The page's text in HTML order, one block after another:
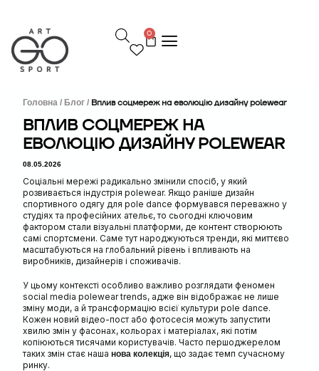
р
е
й
0
Головна / Блог / Вплив соцмереж на еволюцію дизайну polewear
ВПЛИВ СОЦМЕРЕЖ НА
ЕВОЛЮЦІЮ ДИЗАЙНУ POLEWEAR
08.05.2026
Соціальні мережі радикально змінили спосіб, у який
розвивається індустрія polewear. Якщо раніше дизайн
спортивного одягу для pole dance формувався переважно у
студіях та професійних ательє, то сьогодні ключовим
фактором стали візуальні платформи, де контент створюють
самі спортсмени. Саме тут народжуються тренди, які миттєво
масштабуються на глобальний рівень і впливають на
виробників, дизайнерів і споживачів.
У цьому контексті особливо важливо розглядати феномен
social media polewear trends, адже він відображає не лише
зміну моди, а й трансформацію всієї культури pole dance.
Кожен новий відео-пост або фотосесія можуть запустити
хвилю змін у фасонах, кольорах і матеріалах, які потім
копіюються тисячами користувачів. Часто першоджерелом
таких змін стає наша нова колекція, що задає темп сучасному
ринку.